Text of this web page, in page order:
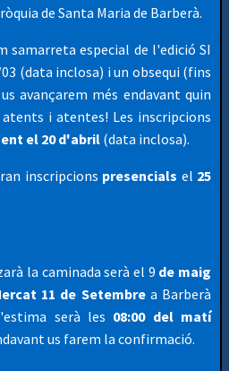
de Santa Maria de Barberà.
samarreta especial de l'edició SI
03 (data inclosa) i un obsequi (fins
avançarem més endavant quin
i atentes! Les inscripcions
el 20 d'abril (data inclosa).
inscripcions presencials el 25
la caminada serà el 9 de maig
11 de Setembrea Barberà
serà les 08:00 del matí
us farem la confirmació.